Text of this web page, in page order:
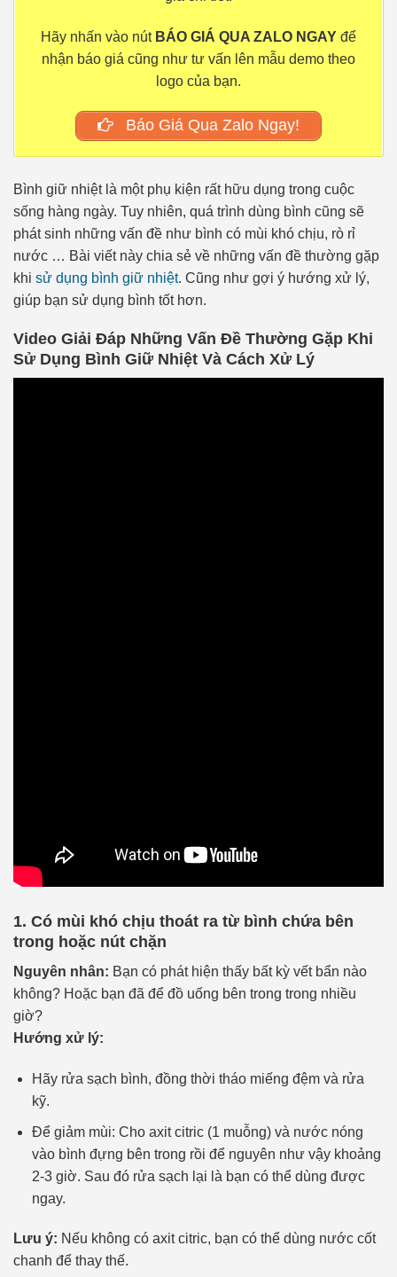
Hãy nhấn vào nút BÁO GIÁ QUA ZALO NGAY để
nhận báo giá cũng như tư vấn lên mẫu demo theo
logo của bạn.
Báo Giá Qua Zalo Ngay!
Bình giữ nhiệt là một phụ kiện rất hữu dụng trong cuộc
sống hàng ngày. Tuy nhiên, quá trình dùng bình cũng sẽ
phát sinh những vấn đề như bình có mùi khó chịu, rò rỉ
nước … Bài viết này chia sẻ về những vấn đề thường gặp
khi sử dụng bình giữ nhiệt. Cũng như gợi ý hướng xử lý,
giúp bạn sử dụng bình tốt hơn.
Video Giải Đáp Những Vấn Đề Thường Gặp Khi
Sử Dụng Bình Giữ Nhiệt Và Cách Xử Lý
1. Có mùi khó chịu thoát ra từ bình chứa bên
trong hoặc nút chặn
Nguyên nhân: Bạn có phát hiện thấy bất kỳ vết bẩn nào
không? Hoặc bạn đã để đồ uống bên trong trong nhiều
giờ?
Hướng xử lý:
Hãy rửa sạch bình, đồng thời tháo miếng đệm và rửa
kỹ.
Để giảm mùi: Cho axit citric (1 muỗng) và nước nóng
vào bình đựng bên trong rồi để nguyên như vậy khoảng
2-3 giờ. Sau đó rửa sạch lại là bạn có thể dùng được
ngay.
Lưu ý: Nếu không có axit citric, bạn có thể dùng nước cốt
chanh để thay thế.